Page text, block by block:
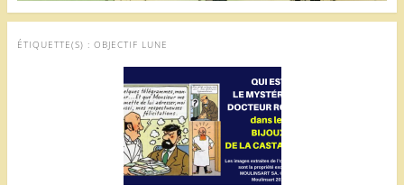
ÉTIQUETTE(S) : OBJECTIF LUNE